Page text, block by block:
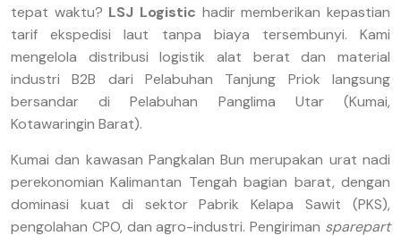
tepat waktu? LSJ Logistic hadir memberikan kepastian
tarif ekspedisi laut tanpa biaya tersembunyi. Kami
mengelola distribusi logistik alat berat dan material
industri B2B dari Pelabuhan Tanjung Priok langsung
bersandar di Pelabuhan Panglima Utar (Kumai,
Kotawaringin Barat).
Kumai dan kawasan Pangkalan Bun merupakan urat nadi
perekonomian Kalimantan Tengah bagian barat, dengan
dominasi kuat di sektor Pabrik Kelapa Sawit (PKS),
pengolahan CPO, dan agro-industri. Pengiriman sparepart